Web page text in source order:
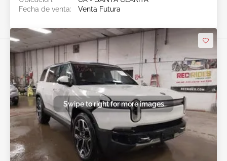
Fecha de venta:
Venta Futura
Swipe to right for more images